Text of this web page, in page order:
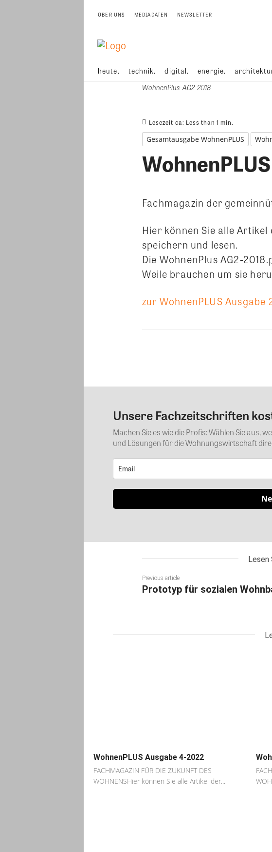
ÜBER UNS MEDIADATEN NEWSLETTER
heute. technik. digital. energie.
WohnenPlus-AG2-2018
Lesezeit ca: Less than 1 min.
Gesamtausgabe WohnenPLUS
Fachmagazin der
Hier können Sie alle Artikel
speichern und lesen.
Die WohnenPlus AG2-
Weile brauchen um sie
zur WohnenPLUS Ausgabe
Unsere Fachzeitschriften
Machen Sie es wie die Profis: Wählen Sie aus,
und Lösungen für die Wohnungswirtschaft
Lesen
Previous article
Prototyp für sozialen
WohnenPLUS Ausgabe 4-2022
FACHMAGAZIN FÜR DIE ZUKUNFT DES
WOHNENSHier können Sie alle Artikel der...